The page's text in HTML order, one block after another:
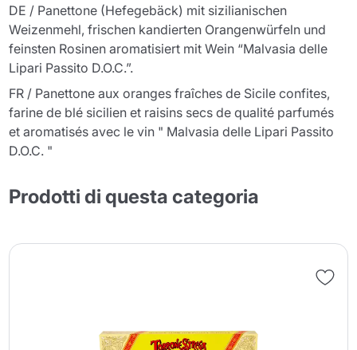
DE / Panettone (Hefegebäck) mit sizilianischen
Weizenmehl, frischen kandierten Orangenwürfeln und
feinsten Rosinen aromatisiert mit Wein “Malvasia delle
Lipari Passito D.O.C.”.
FR / Panettone aux oranges fraîches de Sicile confites,
farine de blé sicilien et raisins secs de qualité parfumés
et aromatisés avec le vin " Malvasia delle Lipari Passito
D.O.C. "
Prodotti di questa categoria